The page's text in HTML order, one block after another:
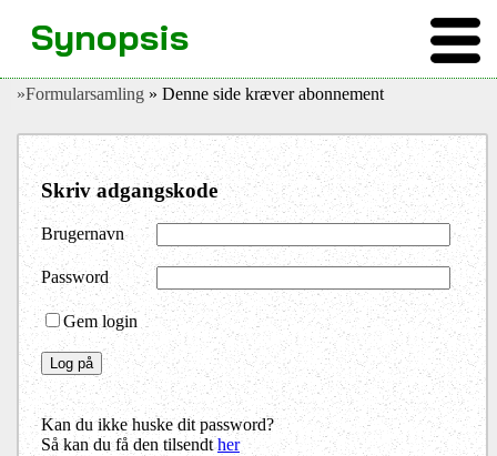
»Formularsamling » Denne side kræver abonnement
Skriv adgangskode
Brugernavn
Password
Gem login
Kan du ikke huske dit password?
Så kan du få den tilsendther
Synopsis